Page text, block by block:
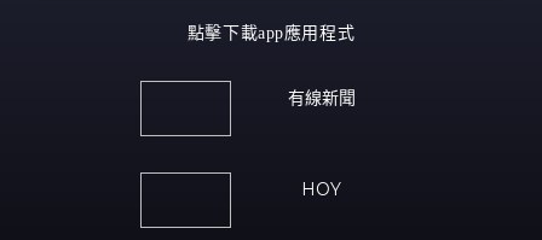
點擊下載app應用程式
有線新聞
HOY